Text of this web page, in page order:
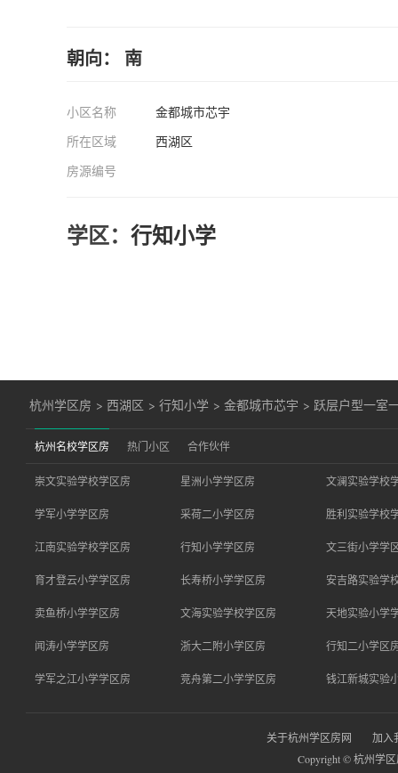
朝向： 南
小区名称
金都城市芯宇
所在区域
西湖区
房源编号
学区：行知小学
杭州学区房 > 西湖区 >行知小学 >金都城市芯宇 > 跃层户型一室
杭州名校学区房 热门小区 合作伙伴
崇文实验学校学区房 星洲小学学区房 文澜实验学校
学军小学学区房 采荷二小学区房 胜利实验学校
江南实验学校学区房 行知小学学区房 文三街小学学
育才登云小学学区房 长寿桥小学学区房 安吉路实验学
卖鱼桥小学学区房 文海实验学校学区房 天地实验小学
闻涛小学学区房 浙大二附小学区房 行知二小学区
学军之江小学学区房 竞舟第二小学学区房 钱江新城实验
关于杭州学区房网
加入
Copyright © 杭州学